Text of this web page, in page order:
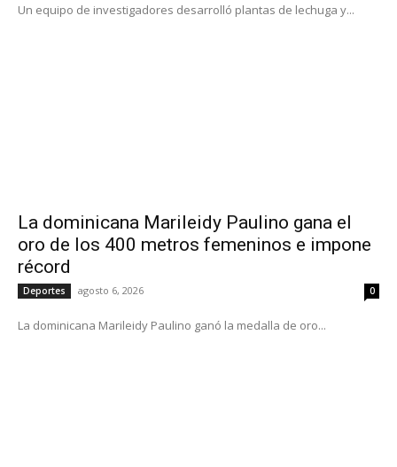
Un equipo de investigadores desarrolló plantas de lechuga y...
La dominicana Marileidy Paulino gana el
oro de los 400 metros femeninos e impone
récord
Deportes agosto 6, 2026 0
La dominicana Marileidy Paulino ganó la medalla de oro...